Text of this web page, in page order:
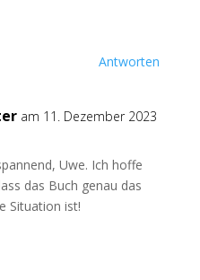
Antworten
am 11. Dezember 2023
Uwe. Ich hoffe
das Buch genau das
Situation ist!